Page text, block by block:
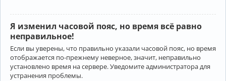
Я изменил часовой пояс, но время всё равно
неправильное!
Если вы уверены, что правильно указали часовой пояс, но время
отображается по-прежнему неверное, значит, неправильно
установлено время на сервере. Уведомите администратора для
устранения проблемы.